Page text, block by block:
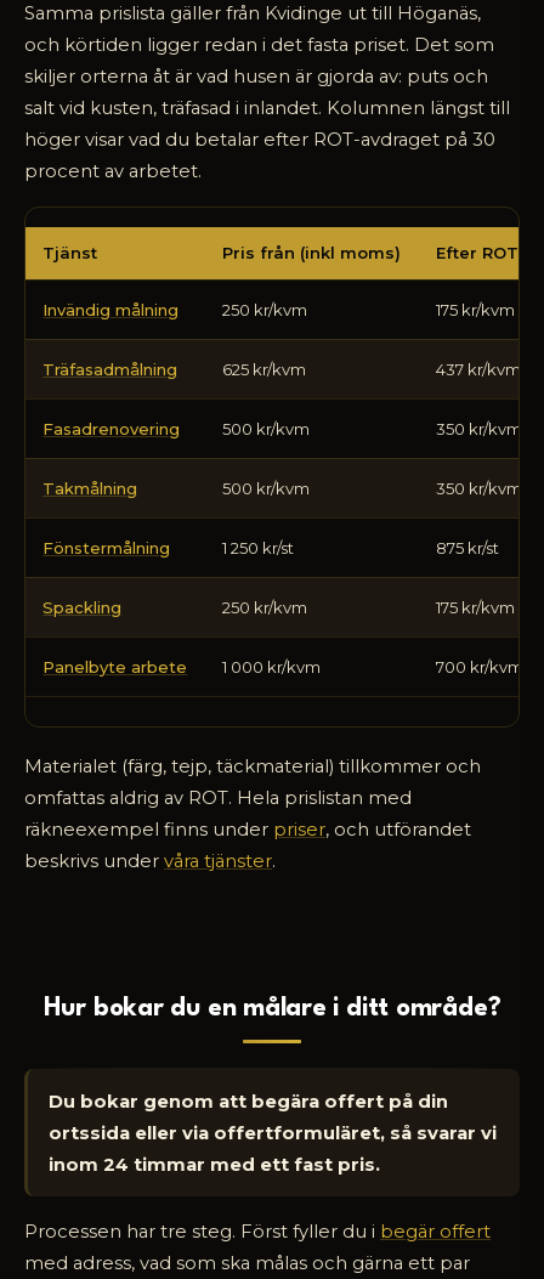
Samma prislista gäller från Kvidinge ut till Höganäs,
och körtiden ligger redan i det fasta priset. Det som
skiljer orterna åt är vad husen är gjorda av: puts och
salt vid kusten, träfasad i inlandet. Kolumnen längst till
höger visar vad du betalar efter ROT-avdraget på 30
procent av arbetet.
kostar
målare
i
nordvästra
Tjänst Pris från (inkl moms) Efter ROT
Invändig målning 250 kr/kvm 175 kr/kvm
Träfasadmålning 625 kr/kvm 437 kr/kvm
Fasadrenovering 500 kr/kvm 350 kr/kvm
Takmålning 500 kr/kvm 350 kr/kvm
Fönstermålning 1 250 kr/st 875 kr/st
Spackling 250 kr/kvm 175 kr/kvm
Panelbyte arbete 1 000 kr/kvm 700 kr/kvm
Materialet (färg, tejp, täckmaterial) tillkommer och
omfattas aldrig av ROT. Hela prislistan med
räkneexempel finns under priser, och utförandet
beskrivs under våra tjänster.
Hur bokar du en målare i ditt område?
Du bokar genom att begära offert på din
ortssida eller via offertformuläret, så svarar vi
inom 24 timmar med ett fast pris.
Processen har tre steg. Först fyller du i begär offert
med adress, vad som ska målas och gärna ett par